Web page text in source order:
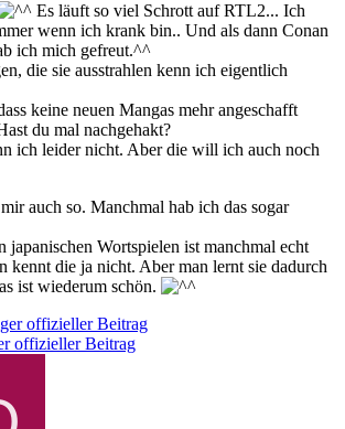
Es läuft so viel Schrott auf RTL2... Ich
wenn ich krank bin.. Und als dann Conan
ich mich gefreut.^^
die sie ausstrahlen kenn ich eigentlich
keine neuen Mangas mehr angeschafft
du mal nachgehakt?
ich leider nicht. Aber die will ich auch noch
auch so. Manchmal hab ich das sogar
japanischen Wortspielen ist manchmal echt
kennt die ja nicht. Aber man lernt sie dadurch
ist wiederum schön.
offizieller Beitrag
offizieller Beitrag